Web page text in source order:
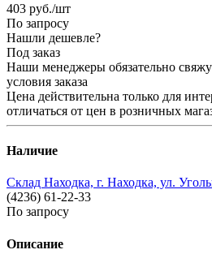
403 руб./шт
По запросу
Нашли дешевле?
Под заказ
Наши менеджеры обязательно
условия заказа
Цена действительна только для
отличаться от цен в розничных
Наличие
Склад Находка, г. Находка, ул.
(4236) 61-22-33
По запросу
Описание